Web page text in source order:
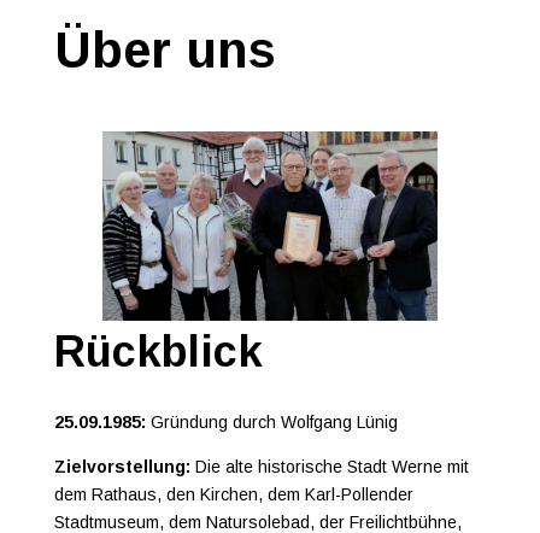
Über uns
Rückblick
25.09.1985: Gründung durch Wolfgang Lünig
Zielvorstellung: Die alte historische Stadt Werne mit
dem Rathaus, den Kirchen, dem Karl-Pollender
Stadtmuseum, dem Natursolebad, der Freilichtbühne,